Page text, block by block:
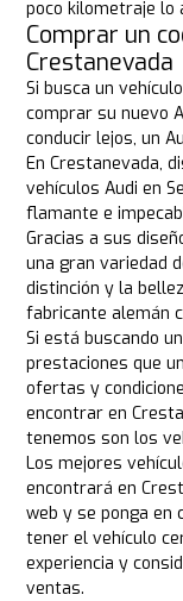
poco kilometraje lo
Comprar un
Crestanevada
Si busca un
comprar su nuevo
conducir lejos, un
En Crestanevada,
vehículos Audi en
flamante e
Gracias a sus
una gran variedad
distinción y la
fabricante alemán
Si está buscando
prestaciones que
ofertas y
encontrar en
tenemos son los
Los mejores
encontrará en
web y se ponga en
tener el vehículo
experiencia y
ventas.